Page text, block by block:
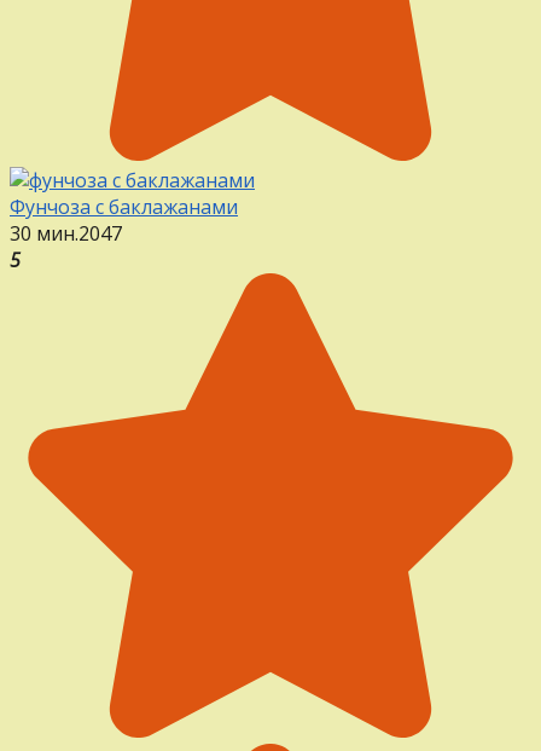
Фунчоза с баклажанами
30 мин.2047
5